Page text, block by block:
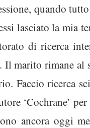
quando
lasciato la mia
di ricerca
marito rimane al
Faccio ricerca
‘Cochrane’
ancora oggi